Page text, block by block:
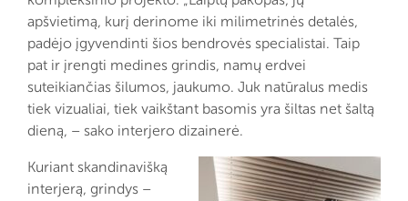
apšvietimą, kurį derinome iki milimetrinės detalės,
padėjo įgyvendinti šios bendrovės specialistai. Taip
pat ir įrengti medines grindis, namų erdvei
suteikiančias šilumos, jaukumo. Juk natūralus medis
tiek vizualiai, tiek vaikštant basomis yra šiltas net šaltą
dieną, – sako interjero dizainerė.
Kuriant skandinavišką
interjerą, grindys –